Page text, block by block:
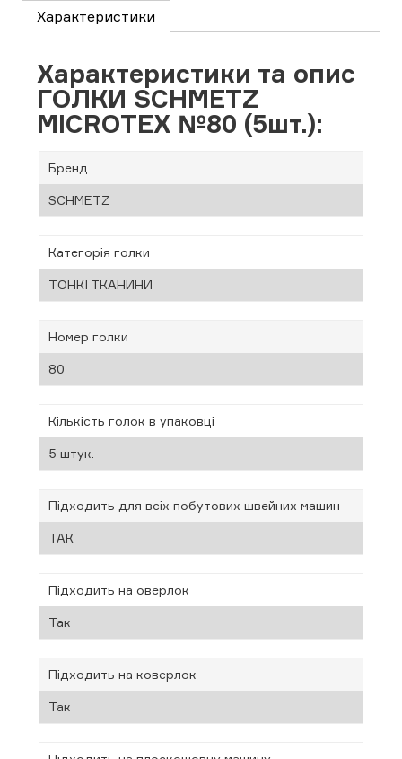
Характеристики
Характеристики та опис
ГОЛКИ SCHMETZ
MICROTEX №80 (5шт.):
Бренд
SCHMETZ
Категорія голки
ТОНКІ ТКАНИНИ
Номер голки
80
Кількість голок в упаковці
5 штук.
Підходить для всіх побутових швейних машин
ТАК
Підходить на оверлок
Так
Підходить на коверлок
Так